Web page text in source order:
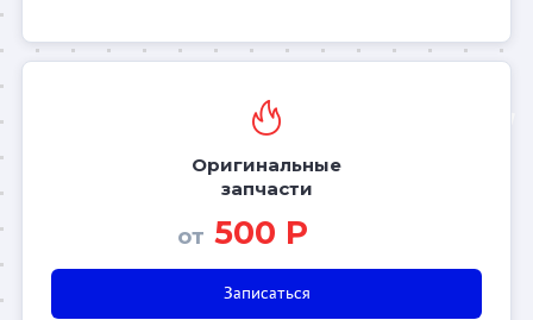
Оригинальные
запчасти
от 500 Р
Записаться